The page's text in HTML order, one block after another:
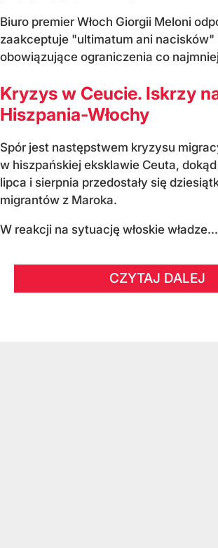
Biuro premier Włoch Giorgii Meloni
zaakceptuje "ultimatum ani nacisków"
obowiązujące ograniczenia co
Kryzys w Ceucie. Iskrzy
Hiszpania-Włochy
Spór jest następstwem kryzysu
w hiszpańskiej eksklawie Ceuta, dokąd
lipca i sierpnia przedostały się
migrantów z Maroka.
W reakcji na sytuację włoskie władze...
CZYTAJ DALEJ